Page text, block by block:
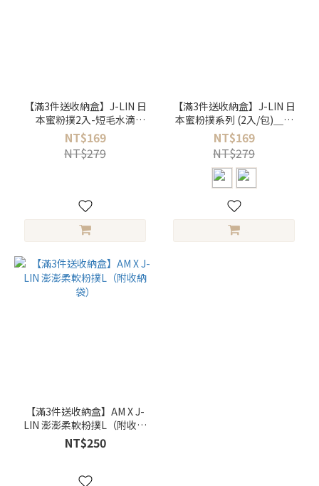
【滿3件送收納盒】J-LIN 日
本蜜粉撲2入-短毛水滴
BG563
NT$169
NT$279
【滿3件送收納盒】J-LIN 日
本蜜粉撲系列 (2入/包)＿兩
款可選
NT$169
NT$279
【滿3件送收納盒】AM X J-
LIN 澎澎柔軟粉撲L（附收納
袋）
NT$250